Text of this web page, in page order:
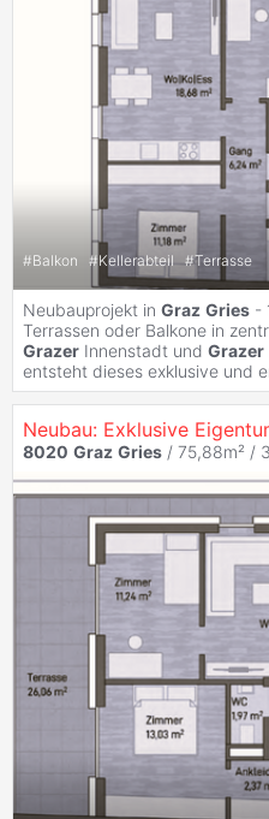
#Balkon #Kellerabteil #Terrasse
Neubauprojekt in Graz Gries -
Terrassen oder Balkone in
Grazer Innenstadt und Grazer
entsteht dieses exklusive und
8020 Graz Gries / 75,88m² /